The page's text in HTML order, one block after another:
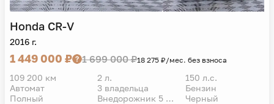
Honda CR-V
2016 г.
1 449 000 ₽ 1 699 000 ₽18 275 ₽/мес. без взноса
109 200 км 2 л.
150 л.с.
Автомат
3 владельца
Бензин
Полный
Внедорожник 5 дв. Черный